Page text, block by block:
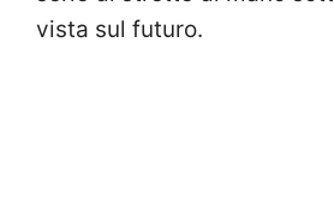
vista sul futuro.